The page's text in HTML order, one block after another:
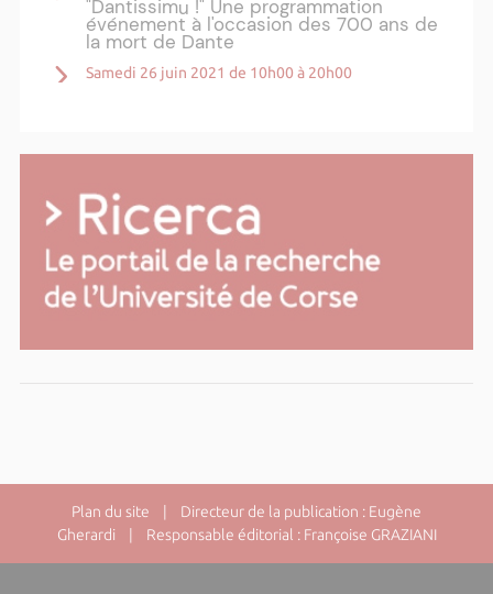
"Dantissimu !" Une programmation
événement à l'occasion des 700 ans de
la mort de Dante
Samedi 26 juin 2021 de 10h00 à 20h00
Plan du site | Directeur de la publication : Eugène
Gherardi | Responsable éditorial : Françoise GRAZIANI